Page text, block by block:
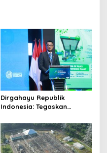
Dirgahayu Republik
Indonesia: Tegaskan
Ekosistem Hidrogen
Nasional